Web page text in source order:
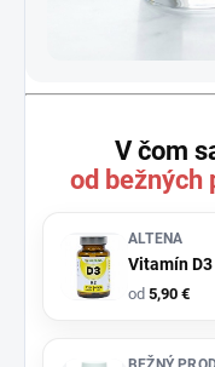
V čom
od bežných
ALTENA
Vitamín D3
od 5,90 €